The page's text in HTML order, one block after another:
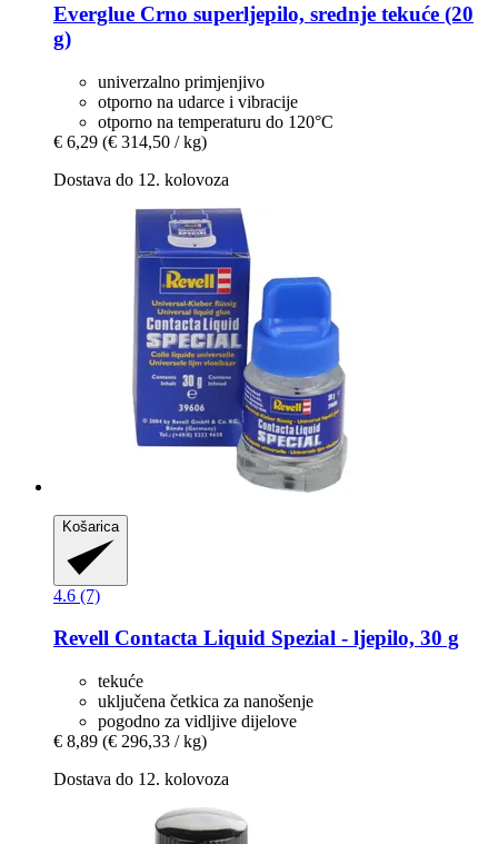
Everglue Crno superljepilo, srednje tekuće (20
g)
univerzalno primjenjivo
otporno na udarce i vibracije
otporno na temperaturu do 120°C
€ 6,29 (€ 314,50 / kg)
Dostava do 12. kolovoza
Košarica
4.6 (7)
Revell Contacta Liquid Spezial -​ ljepilo, 30 g
tekuće
uključena četkica za nanošenje
pogodno za vidljive dijelove
€ 8,89 (€ 296,33 / kg)
Dostava do 12. kolovoza